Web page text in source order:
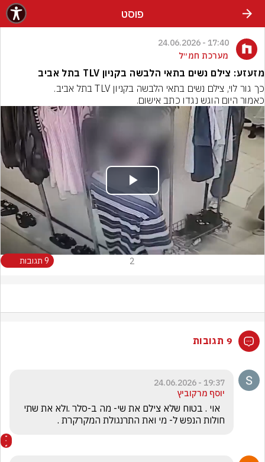
פוסט
17:40 - 24.06.2026
מערכת חמ״ל
מזעזע: צילם נשים בתאי הלבשה בקניון TLV בתל אביב
כאמור היום הוגש נגדו כתב אישום.
Play
Video
2 9 תגובות
9 תגובות
19:37 - 24.06.2026
יוסף מרקוביץ
חולות הנפש ל- מי ואת התרנגולת המקרקרת .